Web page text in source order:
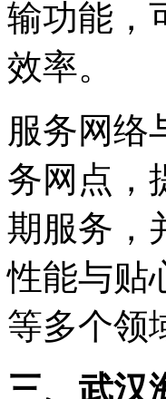
输功能，
效率。
服务网络
务网点，
期服务，
性能与贴
等多个领
三、武汉